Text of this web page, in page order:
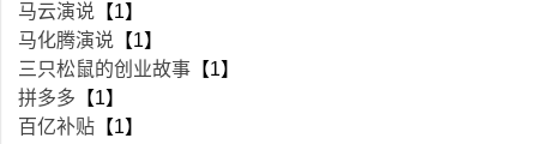
马云演说 【1】
马化腾演说 【1】
三只松鼠的创业故事 【1】
拼多多 【1】
百亿补贴 【1】